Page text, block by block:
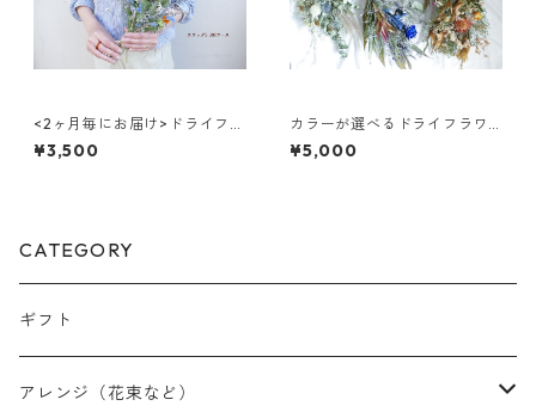
<2ヶ月毎にお届け>ドライフラ
ワーのスワッグ(S) 3回コース
¥3,500
カラーが選べるドライフラワ
ースワッグM
¥5,000
CATEGORY
ギフト
アレンジ（花束など）